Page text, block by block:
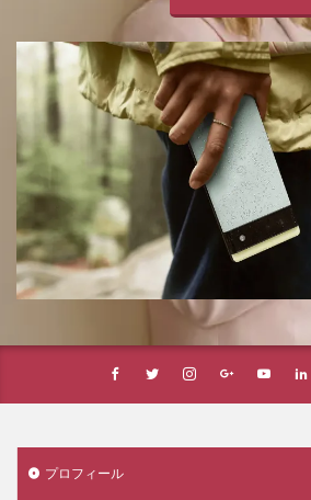
プロフィール